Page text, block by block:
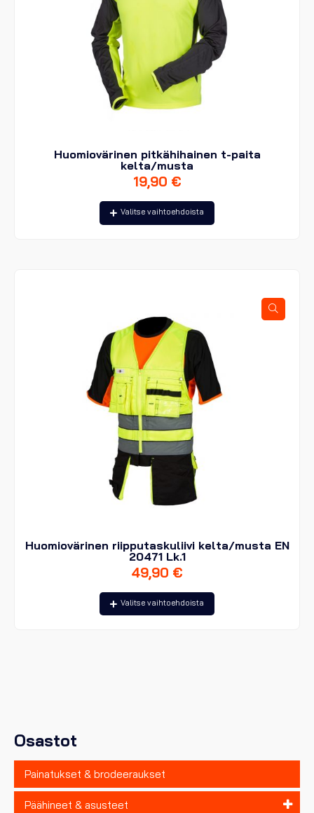
Osastot
Painatukset & brodeeraukset
Päähineet & asusteet
Huomiovärinen pitkähihainen t-paita
kelta/musta
19,90 €
Valitse vaihtoehdoista
Tällä
tuotteella
Huomiovärinen riipputaskuliivi kelta/musta EN
20471 Lk.1
49,90 €
Valitse vaihtoehdoista
Tällä
tuotteella